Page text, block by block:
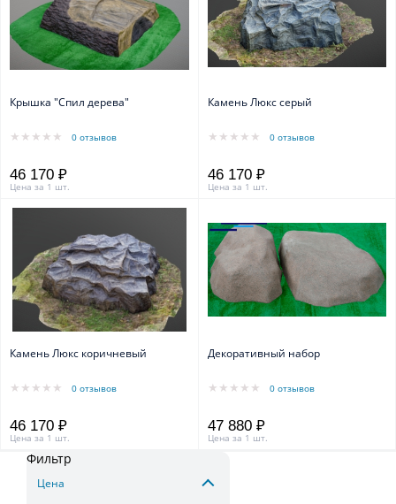
Крышка "Спил дерева"
0 отзывов
46 170 ₽
Цена за 1 шт.
Камень Люкс серый
0 отзывов
46 170 ₽
Цена за 1 шт.
Камень Люкс коричневый
0 отзывов
46 170 ₽
Цена за 1 шт.
Декоративный набор
0 отзывов
47 880 ₽
Цена за 1 шт.
Фильтр
Цена